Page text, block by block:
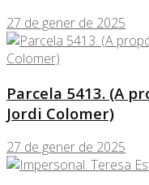
27 de gener de 2025
Parcela 5413. (A
Jordi Colomer)
27 de gener de 2025